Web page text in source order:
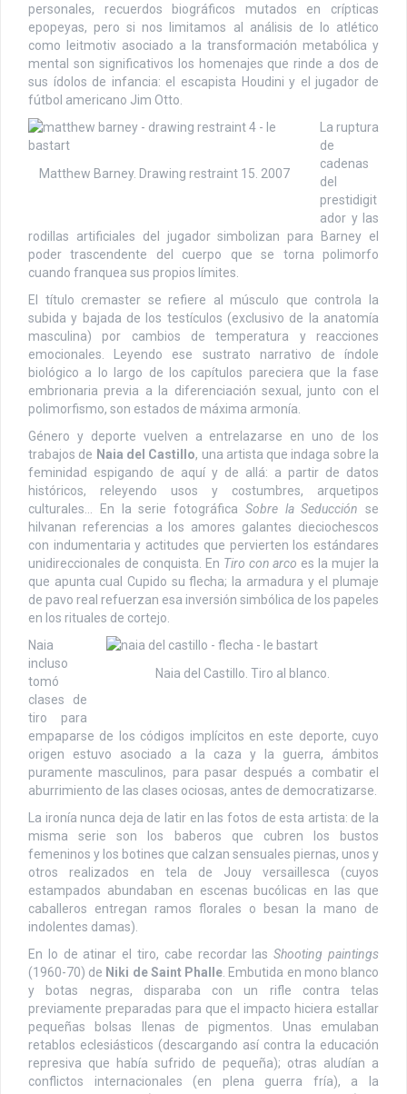
personales, recuerdos biográficos mutados en crípticas
epopeyas, pero si nos limitamos al análisis de lo atlético
como leitmotiv asociado a la transformación metabólica y
mental son significativos los homenajes que rinde a dos de
sus ídolos de infancia: el escapista Houdini y el jugador de
fútbol americano Jim Otto.
Matthew Barney. Drawing restraint 15. 2007
La ruptura
de
cadenas
del
prestidigit
ador y las
rodillas artificiales del jugador simbolizan para Barney el
poder trascendente del cuerpo que se torna polimorfo
cuando franquea sus propios límites.
El título cremaster se refiere al músculo que controla la
subida y bajada de los testículos (exclusivo de la anatomía
masculina) por cambios de temperatura y reacciones
emocionales. Leyendo ese sustrato narrativo de índole
biológico a lo largo de los capítulos pareciera que la fase
embrionaria previa a la diferenciación sexual, junto con el
polimorfismo, son estados de máxima armonía.
Género y deporte vuelven a entrelazarse en uno de los
trabajos de Naia del Castillo, una artista que indaga sobre la
feminidad espigando de aquí y de allá: a partir de datos
históricos, releyendo usos y costumbres, arquetipos
culturales… En la serie fotográfica Sobre la Seducción se
hilvanan referencias a los amores galantes dieciochescos
con indumentaria y actitudes que pervierten los estándares
unidireccionales de conquista. En Tiro con arco es la mujer la
que apunta cual Cupido su flecha; la armadura y el plumaje
de pavo real refuerzan esa inversión simbólica de los papeles
en los rituales de cortejo.
Naia del Castillo. Tiro al blanco.
Naia
incluso
tomó
clases de
tiro para
empaparse de los códigos implícitos en este deporte, cuyo
origen estuvo asociado a la caza y la guerra, ámbitos
puramente masculinos, para pasar después a combatir el
aburrimiento de las clases ociosas, antes de democratizarse.
La ironía nunca deja de latir en las fotos de esta artista: de la
misma serie son los baberos que cubren los bustos
femeninos y los botines que calzan sensuales piernas, unos y
otros realizados en tela de Jouy versaillesca (cuyos
estampados abundaban en escenas bucólicas en las que
caballeros entregan ramos florales o besan la mano de
indolentes damas).
En lo de atinar el tiro, cabe recordar lasShooting paintings
(1960-70) de Niki de Saint Phalle . Embutida en mono blanco
y botas negras, disparaba con un rifle contra telas
previamente preparadas para que el impacto hiciera estallar
pequeñas bolsas llenas de pigmentos. Unas emulaban
retablos eclesiásticos (descargando así contra la educación
represiva que había sufrido de pequeña); otras aludían a
conflictos internacionales (en plena guerra fría), a la